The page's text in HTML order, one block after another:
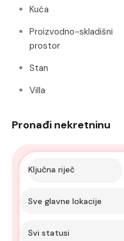
Kuća
Proizvodno-skladišni
prostor
Stan
Villa
Pronađi nekretninu
Sve glavne lokacije
Svi statusi